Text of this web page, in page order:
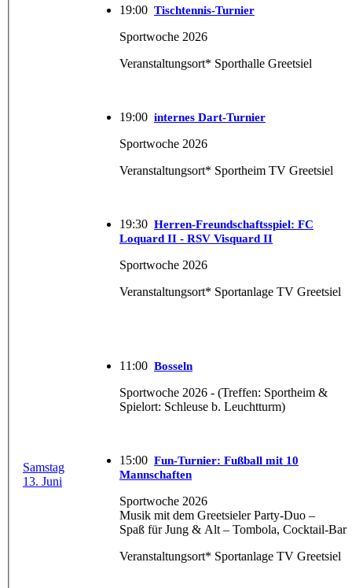
19:00 Tischtennis-Turnier
Sportwoche 2026
Veranstaltungsort* Sporthalle Greetsiel
19:00 internes Dart-Turnier
Sportwoche 2026
Veranstaltungsort* Sportheim TV Greetsiel
19:30 Herren-Freundschaftsspiel: FC
Loquard II - RSV Visquard II
Sportwoche 2026
Veranstaltungsort* Sportanlage TV Greetsiel
Samstag
13. Juni
11:00 Bosseln
Sportwoche 2026 - (Treffen: Sportheim &
Spielort: Schleuse b. Leuchtturm)
15:00 Fun-Turnier: Fußball mit 10
Mannschaften
Sportwoche 2026
Musik mit dem Greetsieler Party-Duo –
Spaß für Jung & Alt – Tombola, Cocktail-Bar
Veranstaltungsort* Sportanlage TV Greetsiel